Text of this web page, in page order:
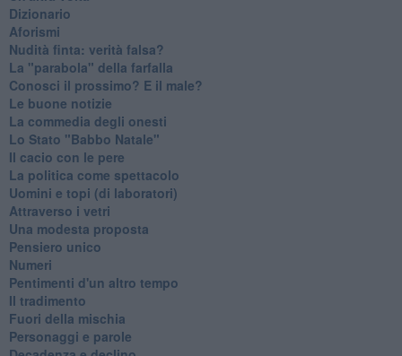
Dizionario
Aforismi
Nudità finta: verità falsa?
La "parabola" della farfalla
Conosci il prossimo? E il male?
Le buone notizie
La commedia degli onesti
Lo Stato "Babbo Natale"
Il cacio con le pere
La politica come spettacolo
Uomini e topi (di laboratori)
Attraverso i vetri
Una modesta proposta
Pensiero unico
Numeri
Pentimenti d'un altro tempo
Il tradimento
Fuori della mischia
Personaggi e parole